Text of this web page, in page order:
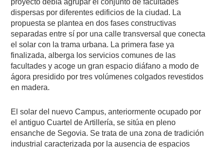
dispersas por diferentes edificios de la ciudad. La
propuesta se plantea en dos fases constructivas
separadas entre sí por una calle transversal que conecta
el solar con la trama urbana. La primera fase ya
finalizada, alberga los servicios comunes de las
facultades y acoge un gran espacio diáfano a modo de
ágora presidido por tres volúmenes colgados revestidos
en madera.
El solar del nuevo Campus, anteriormente ocupado por
el antiguo Cuartel de Artillería, se sitúa en pleno
ensanche de Segovia. Se trata de una zona de tradición
industrial caracterizada por la ausencia de espacios